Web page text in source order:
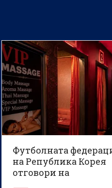
Футболната
на Република Корея
отговори на